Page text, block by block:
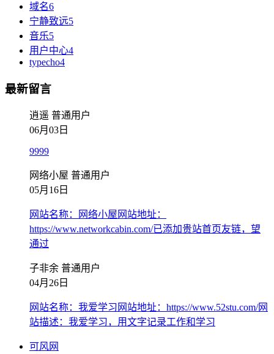
域名6
宁静致远5
音乐5
用户中心4
typecho4
最新留言
逍遥 普通用户
06月03日
9999
网络小屋 普通用户
05月16日
网站名称：网络小屋网站地址：
https://www.networkcabin.com/已添加贵站首页友链，望
通过
子非余 普通用户
04月26日
网站名称：我爱学习网站地址：https://www.52stu.com/网
站描述：我爱学习，用文字记录工作和学习
可风网